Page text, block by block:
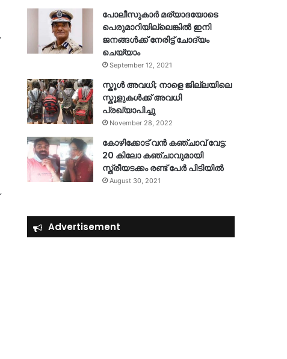
പോലീസുകാര്‍ മര്യാദയോടെ
പെരുമാറിയില്ലെങ്കില്‍ ഇനി
ജനങ്ങള്‍ക്ക് നേരിട്ട് ചോദ്യം
ചെയ്യാം
September 12, 2021
സ്കൂൾ അവധി; നാളെ ജില്ലയിലെ
സ്കൂളുകൾക്ക് അവധി
പ്രഖ്യാപിച്ചു
November 28, 2022
കോഴിക്കോട് വൻ കഞ്ചാവ് വേട്ട:
20 കിലോ കഞ്ചാവുമായി
സ്ത്രീയടക്കം രണ്ട് പേർ പിടിയിൽ
August 30, 2021
Advertisement